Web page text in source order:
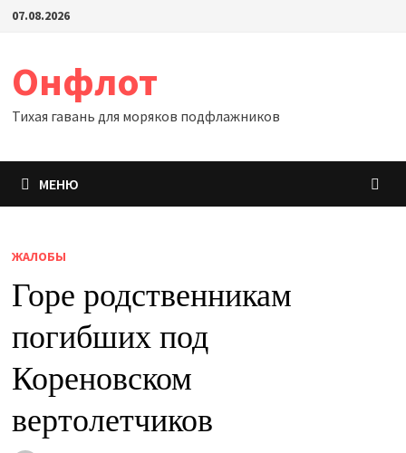
Перейти
07.08.2026
Онфлот
Тихая гавань для моряков подфлажников
МЕНЮ
ЖАЛОБЫ
Горе родственникам
погибших под
Кореновском
вертолетчиков